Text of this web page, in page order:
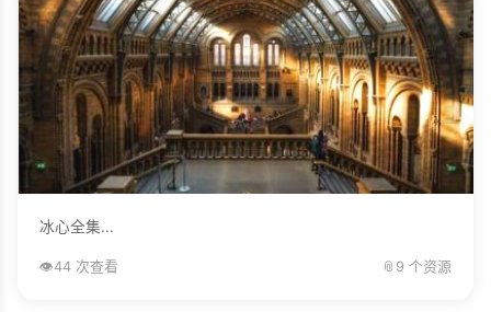
冰心全集...
👁️44 次查看 📎 9 个资源